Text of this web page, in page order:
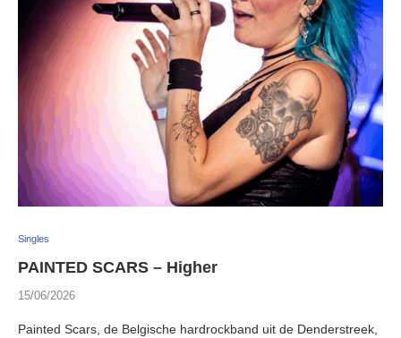
Singles
PAINTED SCARS – Higher
15/06/2026
Painted Scars, de Belgische hardrockband uit de Denderstreek,